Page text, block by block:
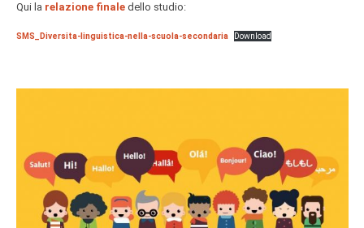
Qui la relazione finaledello studio:
SMS_Diversita-linguistica-nella-scuola-secondaria Download